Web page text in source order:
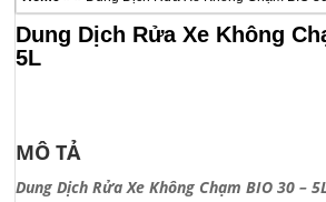
Dung Dịch Rửa Xe Không
5L
MÔ TẢ
Dung Dịch Rửa Xe Không Chạm BIO 30 –